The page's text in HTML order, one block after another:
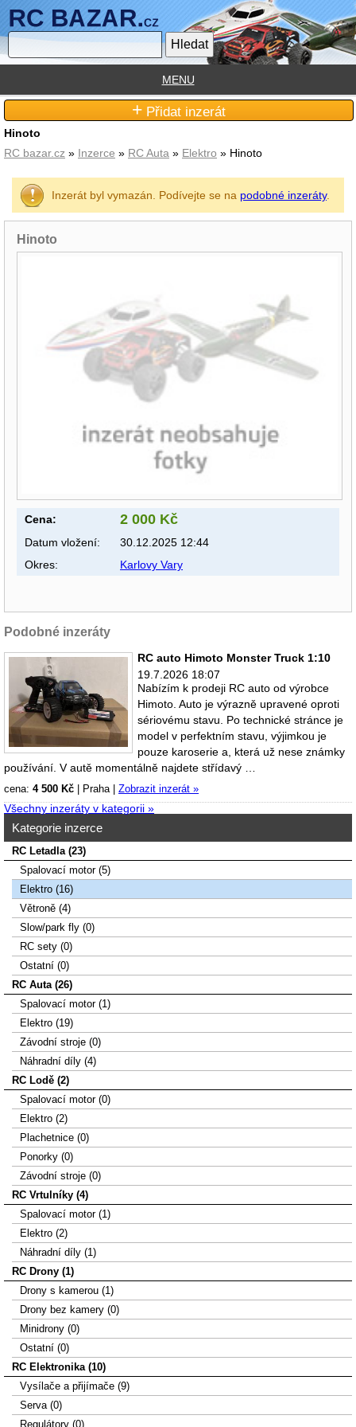
Hinoto
Inzerát byl vymazán. Podívejte se na podobné inzeráty.
Hinoto
Cena: 2 000 Kč
Datum vložení:
30.12.2025 12:44
Okres:
Karlovy Vary
Podobné inzeráty
RC auto Himoto Monster Truck 1:10
19.7.2026 18:07
Nabízím k prodeji RC auto od výrobce
Himoto. Auto je výrazně upravené oproti
sériovému stavu. Po technické stránce je
model v perfektním stavu, výjimkou je
pouze karoserie a, která už nese známky
používání. V autě momentálně najdete střídavý …
cena: 4 500 Kč Praha| Zobrazit inzerát »
Všechny inzeráty v kategorii »
RC bazar.cz » Inzerce » RC Auta » Elektro » Hinoto
Kategorie inzerce
RC Letadla (23)
Spalovací­ motor (5)
Elektro (16)
Větroně (4)
Slow/park fly (0)
RC sety (0)
Ostatní (0)
RC Auta (26)
Spalovací motor (1)
Elektro (19)
Závodní stroje (0)
Náhradní díly (4)
RC Lodě (2)
Spalovací motor (0)
Elektro (2)
Plachetnice (0)
Ponorky (0)
Závodní stroje (0)
RC Vrtulníky (4)
Spalovací motor (1)
Elektro (2)
Náhradní díly (1)
RC Drony (1)
Drony s kamerou (1)
Drony bez kamery (0)
Minidrony (0)
Ostatní (0)
RC Elektronika (10)
Vysílače a přijímače (9)
Serva (0)
Regulátory (0)
MENU
+ Přidat inzerát